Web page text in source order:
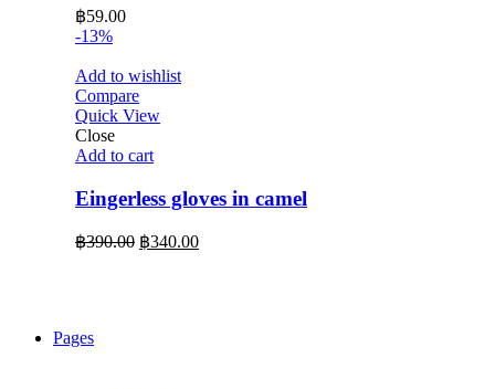
฿59.00
-13%
Add to wishlist
Compare
Quick View
Close
Add to cart
Eingerless gloves in camel
฿390.00 Original
฿340.00Current
Pages